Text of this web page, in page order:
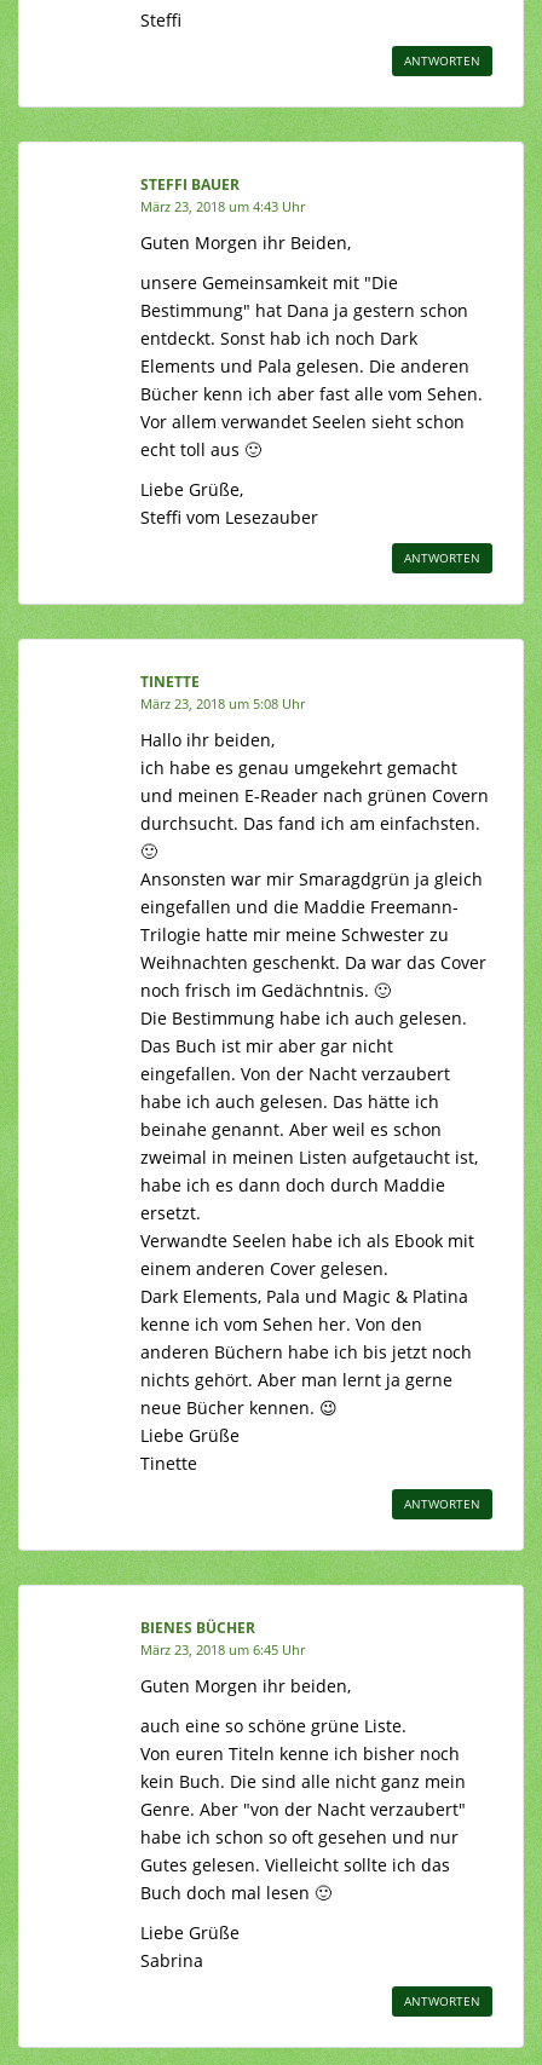
Steffi
ANTWORTEN
STEFFI BAUER
März 23, 2018 um 4:43 Uhr
Guten Morgen ihr Beiden,
unsere Gemeinsamkeit mit "Die
Bestimmung" hat Dana ja gestern schon
entdeckt. Sonst hab ich noch Dark
Elements und Pala gelesen. Die anderen
Bücher kenn ich aber fast alle vom Sehen.
Vor allem verwandet Seelen sieht schon
echt toll aus 🙂
Liebe Grüße,
Steffi vom Lesezauber
ANTWORTEN
TINETTE
März 23, 2018 um 5:08 Uhr
Hallo ihr beiden,
ich habe es genau umgekehrt gemacht
und meinen E-Reader nach grünen Covern
durchsucht. Das fand ich am einfachsten.
🙂
Ansonsten war mir Smaragdgrün ja gleich
eingefallen und die Maddie Freemann-
Trilogie hatte mir meine Schwester zu
Weihnachten geschenkt. Da war das Cover
noch frisch im Gedächntnis. 🙂
Die Bestimmung habe ich auch gelesen.
Das Buch ist mir aber gar nicht
eingefallen. Von der Nacht verzaubert
habe ich auch gelesen. Das hätte ich
beinahe genannt. Aber weil es schon
zweimal in meinen Listen aufgetaucht ist,
habe ich es dann doch durch Maddie
ersetzt.
Verwandte Seelen habe ich als Ebook mit
einem anderen Cover gelesen.
Dark Elements, Pala und Magic & Platina
kenne ich vom Sehen her. Von den
anderen Büchern habe ich bis jetzt noch
nichts gehört. Aber man lernt ja gerne
neue Bücher kennen. 😉
Liebe Grüße
Tinette
ANTWORTEN
BIENES BÜCHER
März 23, 2018 um 6:45 Uhr
Guten Morgen ihr beiden,
auch eine so schöne grüne Liste.
Von euren Titeln kenne ich bisher noch
kein Buch. Die sind alle nicht ganz mein
Genre. Aber "von der Nacht verzaubert"
habe ich schon so oft gesehen und nur
Gutes gelesen. Vielleicht sollte ich das
Buch doch mal lesen 🙂
Liebe Grüße
Sabrina
ANTWORTEN